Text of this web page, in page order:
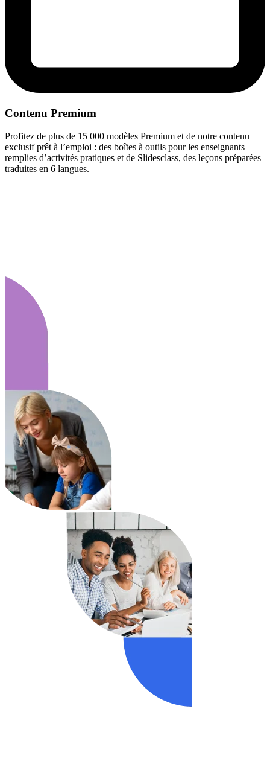
Contenu Premium
Profitez de plus de 15 000 modèles Premium et de notre contenu
exclusif prêt à l’emploi : des boîtes à outils pour les enseignants
remplies d’activités pratiques et de Slidesclass, des leçons préparées
traduites en 6 langues.